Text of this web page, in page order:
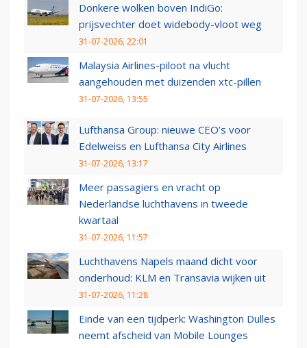
Donkere wolken boven IndiGo:
prijsvechter doet widebody-vloot weg
31-07-2026, 22:01
Malaysia Airlines-piloot na vlucht
aangehouden met duizenden xtc-pillen
31-07-2026, 13:55
Lufthansa Group: nieuwe CEO’s voor
Edelweiss en Lufthansa City Airlines
31-07-2026, 13:17
Meer passagiers en vracht op
Nederlandse luchthavens in tweede
kwartaal
31-07-2026, 11:57
Luchthavens Napels maand dicht voor
onderhoud: KLM en Transavia wijken uit
31-07-2026, 11:28
Einde van een tijdperk: Washington Dulles
neemt afscheid van Mobile Lounges